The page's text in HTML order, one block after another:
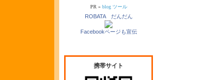
PR » blog ツール
ROBATA だんだん
Facebookページも宣伝
携帯サイト